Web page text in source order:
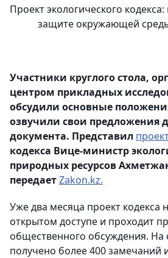
Проект экологического
защите окружающей
Участники круглого стола,
центром прикладных
обсудили основные
озвучили свои предложения
документа. Представил
кодекса Вице-министр
природных ресурсов
передаетZakon.kz.
Уже два месяца проект кодекса
открытом доступе и проходит
общественного обсуждения. На
получено более 400 замечаний